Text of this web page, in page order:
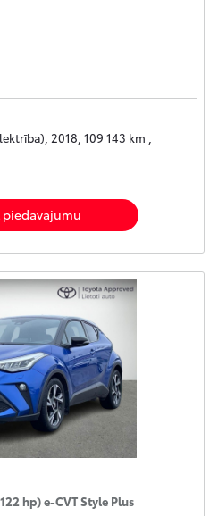
2018, 109 143 km ,
piedāvājumu
hp) e-CVT Style Plus